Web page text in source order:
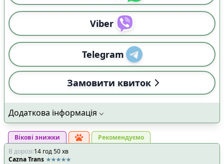
Viber
Telegram
Замовити квиток
Додаткова інформація
Вікові знижки
Рекомендуємо
В дорозі:14 год50хв
Cazna Trans